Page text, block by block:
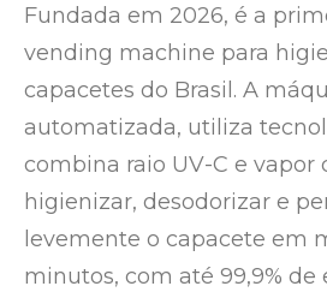
Fundada em 2026, é a
vending machine para
capacetes do Brasil. A
automatizada, utiliza
combina raio UV-C e vapor
higienizar, desodorizar e
levemente o capacete em
minutos, com até 99,9% de